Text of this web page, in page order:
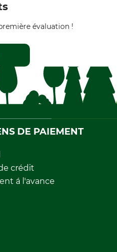
évaluation !
DE PAIEMENT
crédit
á l'avance